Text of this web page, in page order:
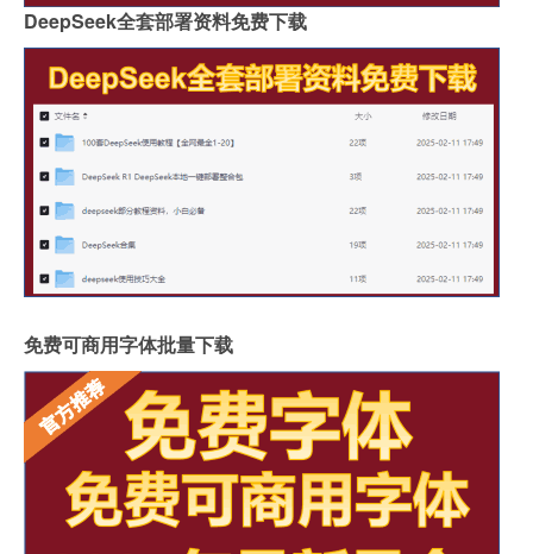
DeepSeek全套部署资料免费下载
免费可商用字体批量下载